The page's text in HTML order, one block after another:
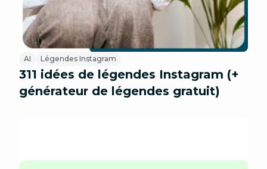
AI Légendes Instagram
311 idées de légendes Instagram (+
générateur de légendes gratuit)